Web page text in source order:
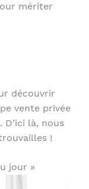
mériter
découvrir
vente privée
là, nous
!
jour »